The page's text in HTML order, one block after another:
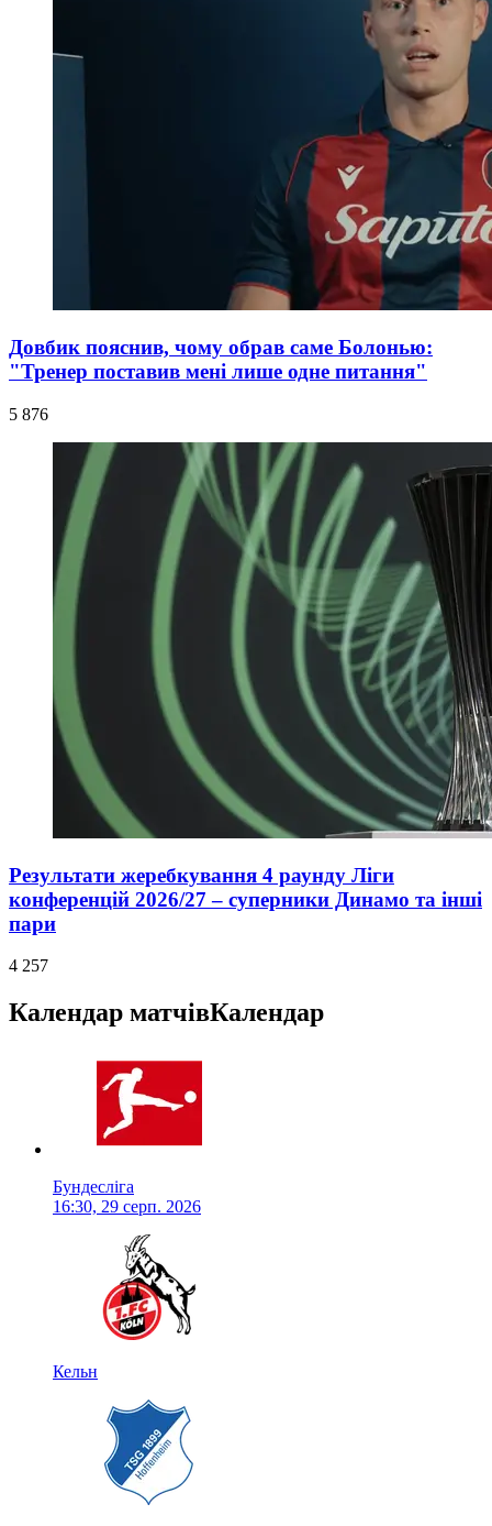
Довбик пояснив, чому обрав саме Болонью:
"Тренер поставив мені лише одне питання"
5 876
Результати жеребкування 4 раунду Ліги
конференцій 2026/27 – суперники Динамо та інші
пари
4 257
Календар матчівКалендар
Бундесліга
16:30, 29 серп. 2026
Кельн